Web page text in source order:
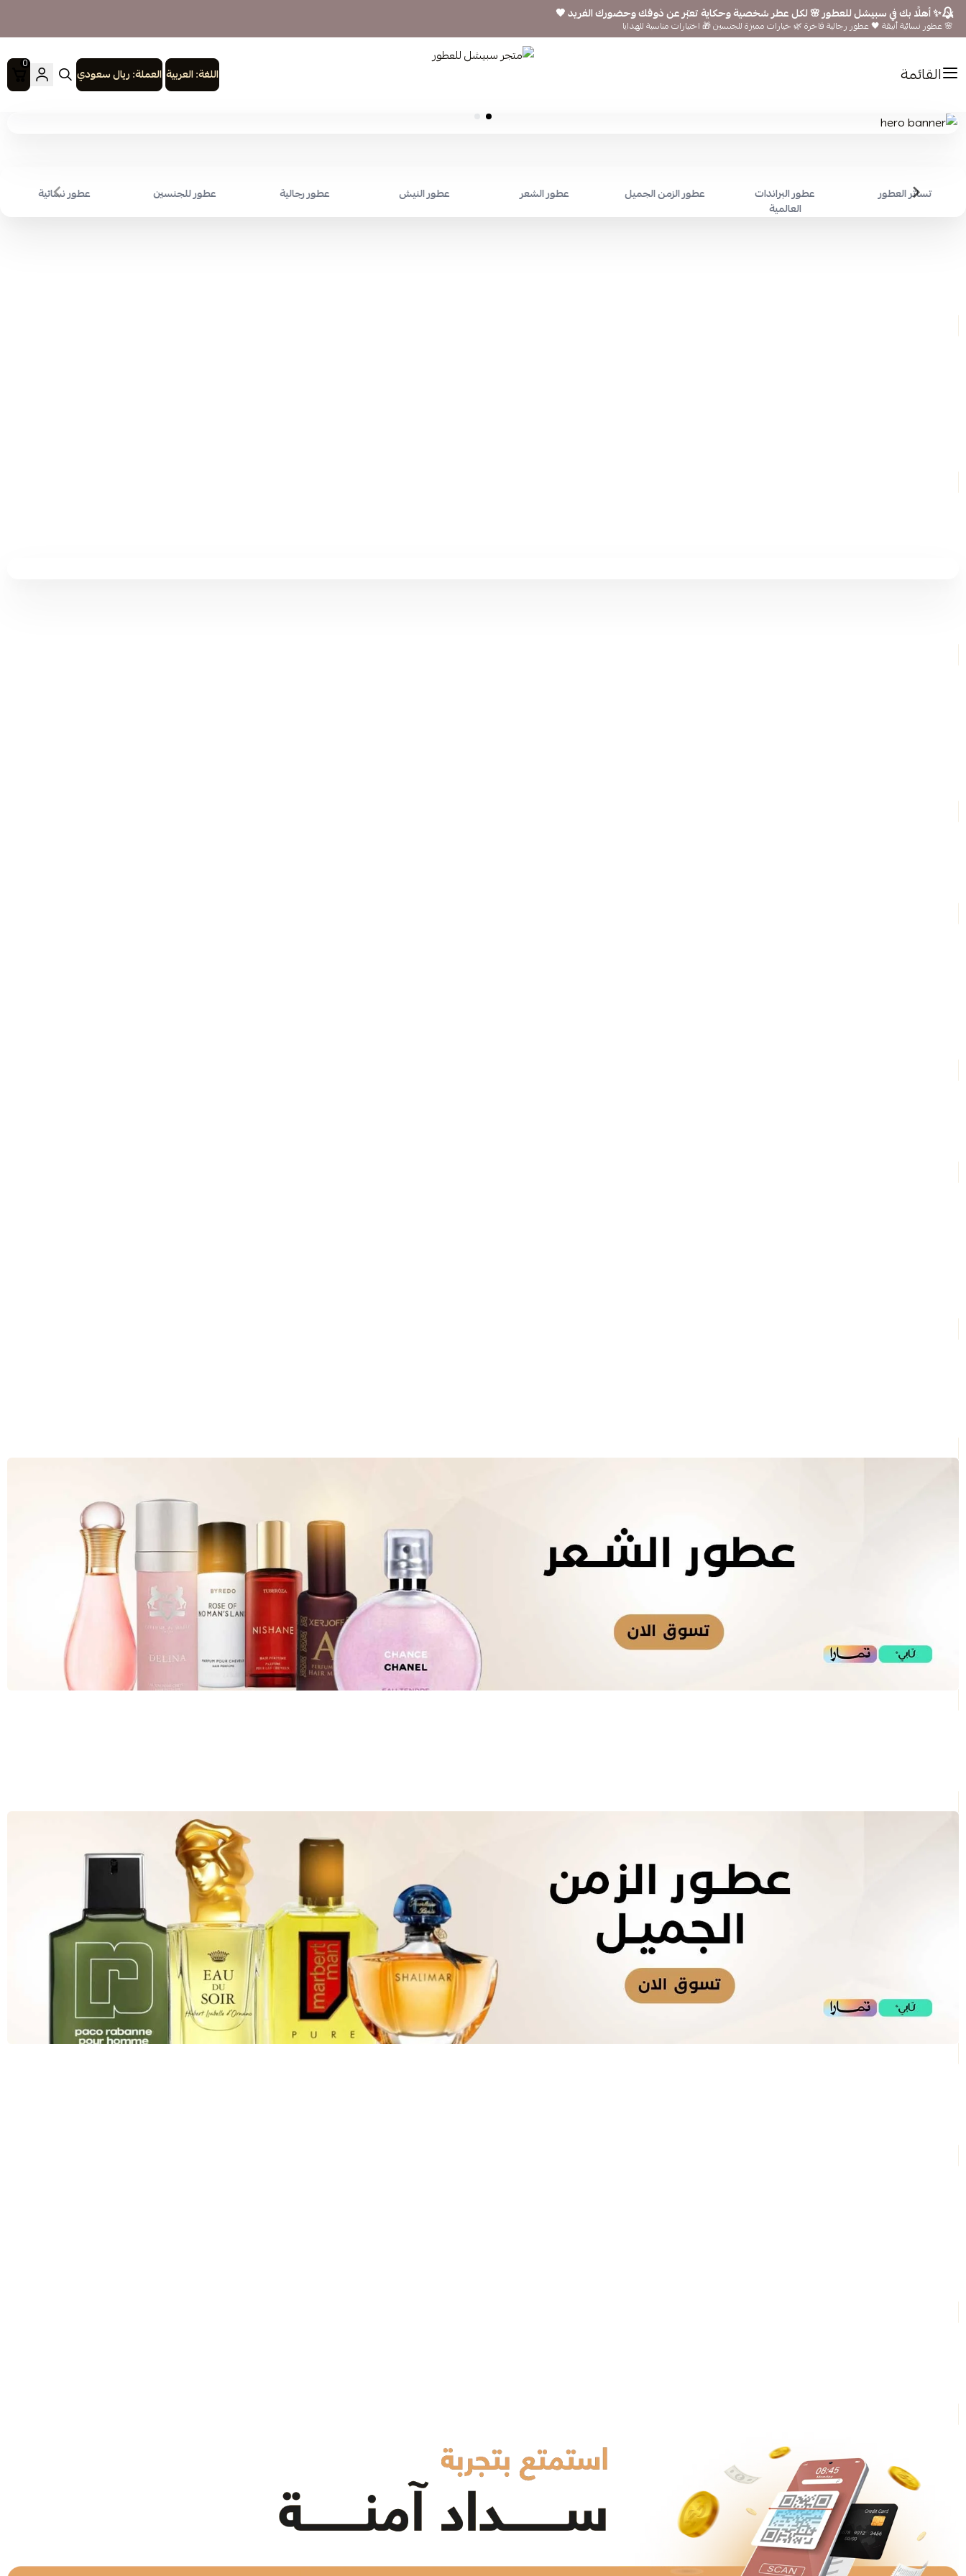
✨ أهلًا بك في سبيشل للعطور 🌸 لكل عطر شخصية وحكاية تعبّر عن ذوقك وحضورك الفريد 🖤
🌸 عطور نسائية أنيقة 🖤 عطور رجالية فاخرة 🌿 خيارات مميزة للجنسين 🎁 اختيارات مناسبة للهدايا
القائمة اللغة:العربية العملة:ريال سعودي
0
تساتر العطور
عطور البراندات
العالمية
عطور الزمن الجميل عطور الشعر عطور النيش عطور رجالية عطور للجنسين عطور نسائية